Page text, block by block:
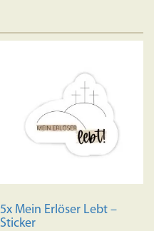
5x Mein Erlöser Lebt –
Sticker